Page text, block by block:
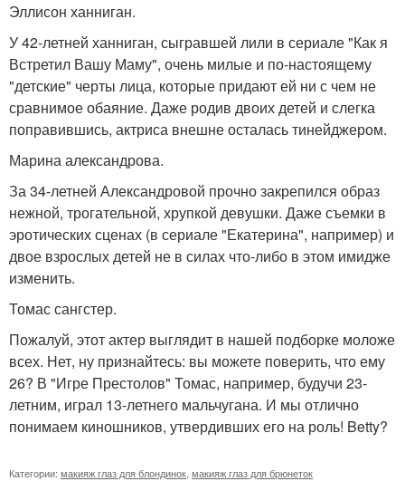
Эллисон ханниган.
У 42-летней ханниган, сыгравшей лили в сериале "Как я
Встретил Вашу Маму", очень милые и по-настоящему
"детские" черты лица, которые придают ей ни с чем не
сравнимое обаяние. Даже родив двоих детей и слегка
поправившись, актриса внешне осталась тинейджером.
Марина александрова.
За 34-летней Александровой прочно закрепился образ
нежной, трогательной, хрупкой девушки. Даже съемки в
эротических сценах (в сериале "Екатерина", например) и
двое взрослых детей не в силах что-либо в этом имидже
изменить.
Томас сангстер.
Пожалуй, этот актер выглядит в нашей подборке моложе
всех. Нет, ну признайтесь: вы можете поверить, что ему
26? В "Игре Престолов" Томас, например, будучи 23-
летним, играл 13-летнего мальчугана. И мы отлично
понимаем киношников, утвердивших его на роль! Betty?
Категории: макияж глаз для блондинок макияж глаз для брюнеток